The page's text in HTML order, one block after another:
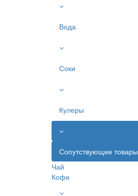
Вода
Соки
Кулеры
Сопутствующие товары
Чай
Кофе